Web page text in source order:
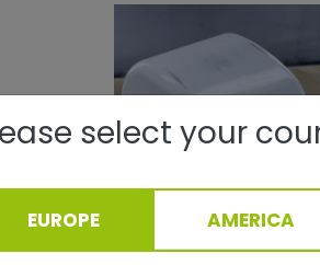
select your
EUROPE AMERICA